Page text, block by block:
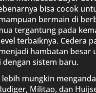
bisa cocok
bermain di
tergantung pada
terbaiknya. Cedera
hambatan besar
sistem baru.
lebih mungkin
Militao, dan